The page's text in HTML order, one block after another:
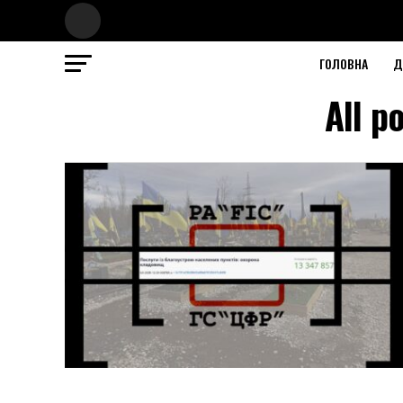
ГОЛОВНА
All